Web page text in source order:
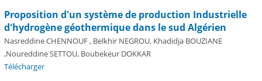
Proposition d'un système de production Industrielle
d'hydrogène géothermique dans le sud Algérien
Nasreddine CHENNOUF , Belkhir NEGROU, Khadidja BOUZIANE
,Noureddine SETTOU, Boubekeur DOKKAR
Télécharger